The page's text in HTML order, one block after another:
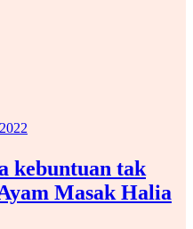
kebuntuan tak
Masak Halia